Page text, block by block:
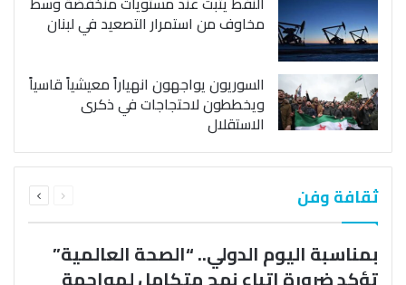
مخاوف من استمرار التصعيد في لبنان
السوريون يواجهون انهياراً معيشياً قاسياً
ويخططون لاحتجاجات في ذكرى
الاستقلال
ثقافة وفن الصفحةالصفحة
بمناسبة اليوم الدولي.. “الصحة العالمية”